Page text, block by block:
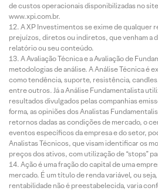
de custos operacionais disponibilizadas no
www.xpi.com.br.
A XP Investimentos se exime de qualquer
prejuízos, diretos ou indiretos, que venham a
relatório ou seu conteúdo.
A Avaliação Técnica e a Avaliação de
metodologias de análise. A Análise Técnica é
como tendência, suporte, resistência,
entre outros. Já a Análise Fundamentalista
resultados divulgados pelas companhias
forma, as opiniões dos Analistas
retornos dadas as condições de mercado, o
eventos específicos da empresa e do setor,
Analistas Técnicos, que visam identificar os
preços dos ativos, com utilização de “stops”
Ação é uma fração do capital de uma
mercado. É um título de renda variável, ou
rentabilidade não é preestabelecida, varia